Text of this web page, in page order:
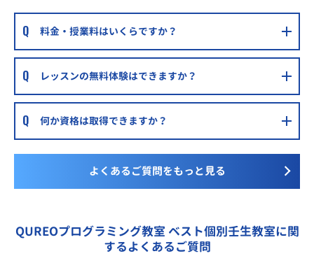
料金・授業料はいくらですか？
レッスンの無料体験はできますか？
何か資格は取得できますか？
よくあるご質問をもっと見る
QUREOプログラミング教室 ベスト個別壬生教室に関
するよくあるご質問